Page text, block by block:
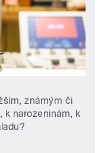
známým či
k narozeninám, k